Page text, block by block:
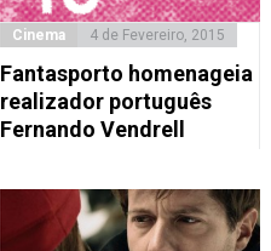
Cinema 4 de Fevereiro, 2015
Fantasporto homenageia
realizador português
Fernando Vendrell